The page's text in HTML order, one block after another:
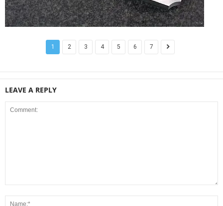
1 2 3 4 5 6 7
LEAVE A REPLY